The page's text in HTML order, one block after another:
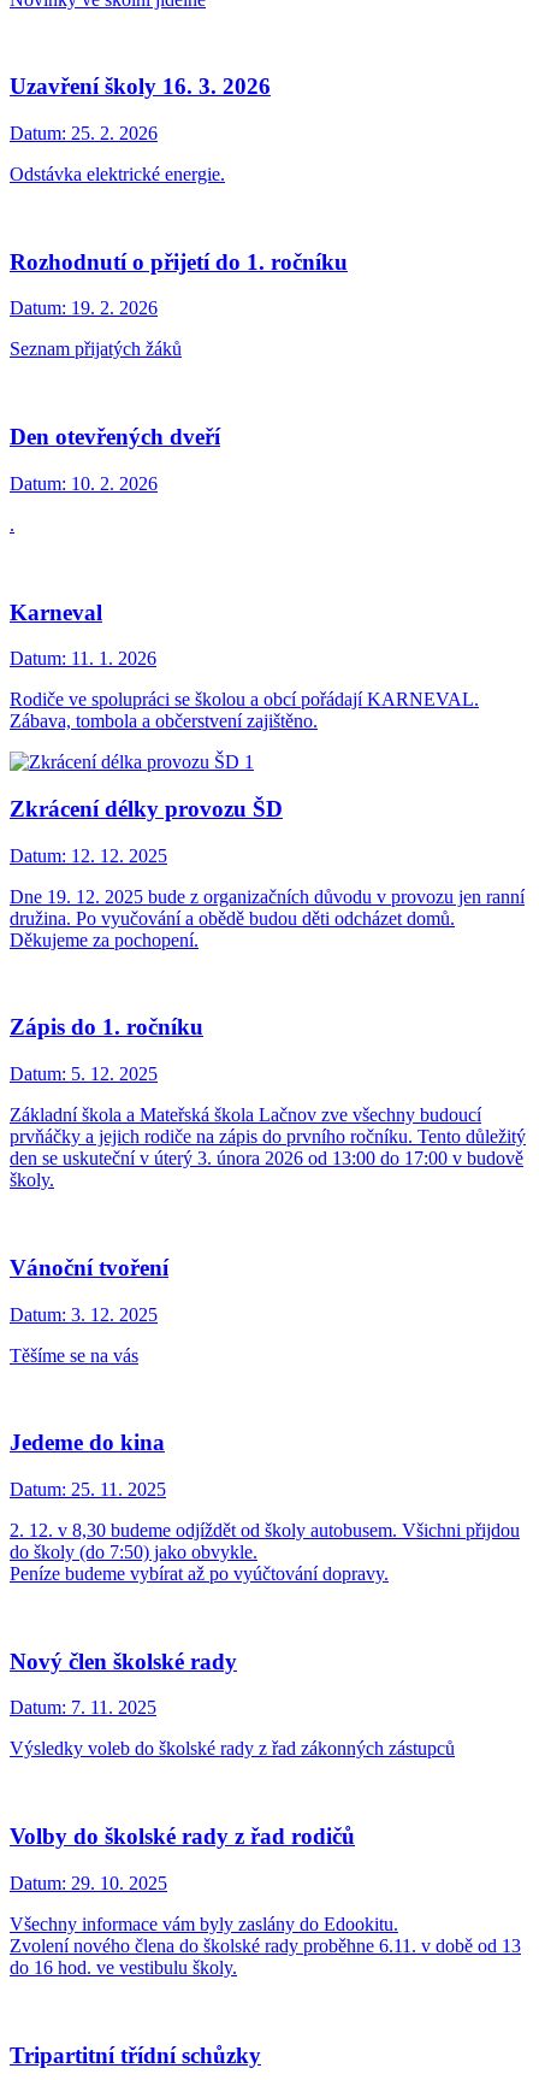
Uzavření školy 16. 3. 2026
Datum: 25. 2. 2026
Odstávka elektrické energie.
Rozhodnutí o přijetí do 1. ročníku
Datum: 19. 2. 2026
Seznam přijatých žáků
Den otevřených dveří
Datum: 10. 2. 2026
.
Karneval
Datum: 11. 1. 2026
Rodiče ve spolupráci se školou a obcí pořádají KARNEVAL.
Zábava, tombola a občerstvení zajištěno.
Zkrácení délky provozu ŠD
Datum: 12. 12. 2025
Dne 19. 12. 2025 bude z organizačních důvodu v provozu jen ranní
družina. Po vyučování a obědě budou děti odcházet domů.
Děkujeme za pochopení.
Zápis do 1. ročníku
Datum: 5. 12. 2025
Základní škola a Mateřská škola Lačnov zve všechny budoucí
prvňáčky a jejich rodiče na zápis do prvního ročníku. Tento důležitý
den se uskuteční v úterý 3. února 2026 od 13:00 do 17:00 v budově
školy.
Vánoční tvoření
Datum: 3. 12. 2025
Těšíme se na vás
Jedeme do kina
Datum: 25. 11. 2025
2. 12. v 8,30 budeme odjíždět od školy autobusem. Všichni přijdou
do školy (do 7:50) jako obvykle.
Peníze budeme vybírat až po vyúčtování dopravy.
Nový člen školské rady
Datum: 7. 11. 2025
Výsledky voleb do školské rady z řad zákonných zástupců
Volby do školské rady z řad rodičů
Datum: 29. 10. 2025
Všechny informace vám byly zaslány do Edookitu.
Zvolení nového člena do školské rady proběhne 6.11. v době od 13
do 16 hod. ve vestibulu školy.
Tripartitní třídní schůzky